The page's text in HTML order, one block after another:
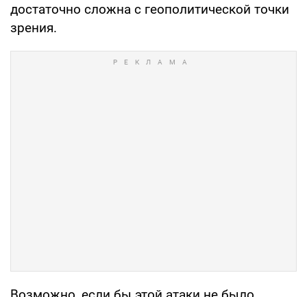
достаточно сложна с геополитической точки
зрения.